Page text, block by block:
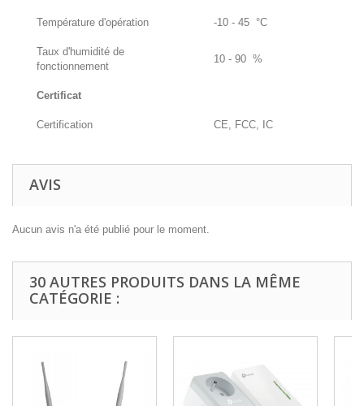
Température d'opération -10 - 45 °C
Taux d'humidité de
fonctionnement
10 - 90 %
Certificat
Certification CE, FCC, IC
AVIS
Aucun avis n'a été publié pour le moment.
30 AUTRES PRODUITS DANS LA MÊME
CATÉGORIE :